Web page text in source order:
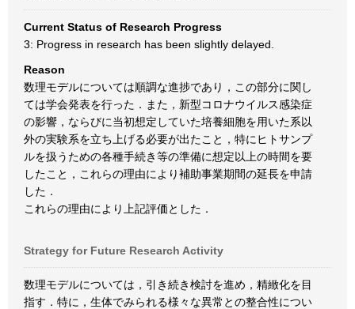
Current Status of Research Progress
3: Progress in research has been slightly delayed.
Reason
数理モデルについては順調な進捗であり，この部分に関し
ては学会発表を行った．また，新型コロナウイルス感染症
の影響，ならびに当初想定していた培養細胞を用いた系以
外の実験系を立ち上げる必要が出たこと，特にヒトサンプ
ルを扱うための各種手続き等の準備に想定以上の時間を要
したこと，これらの理由により補助事業期間の延長を申請
した．
これらの理由により上記評価とした．
Strategy for Future Research Activity
数理モデルについては，引き続き検討を進め，精緻化を目
指す．特に，生体でみられる様々な異常との整合性につい